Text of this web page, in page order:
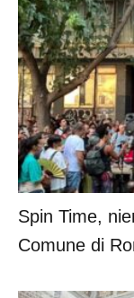
Spin Time,
Comune di